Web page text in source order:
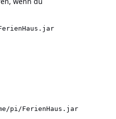
FerienHaus.jar
pi/FerienHaus.jar